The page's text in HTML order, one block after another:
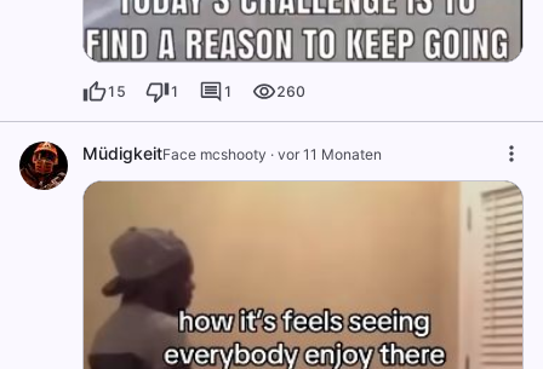
15 1 1 260
MüdigkeitFace mcshooty · vor 11 Monaten